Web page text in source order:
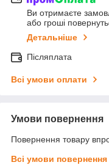
Ви отримаєте
або гроші
Детальніше
Післяплата
Всі умови оплати
Умови повернення
Повернення товару
Всі умови повернення